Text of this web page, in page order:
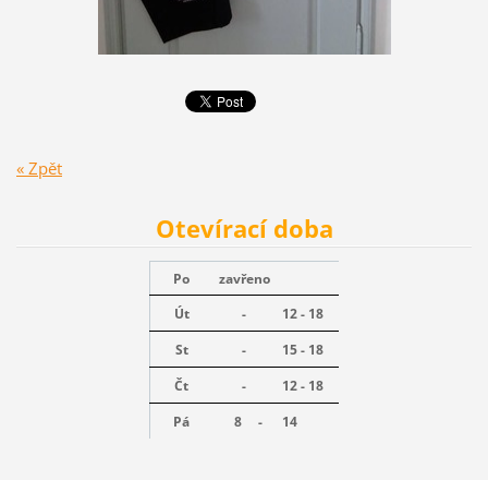
« Zpět
Otevírací doba
Po
zavřeno
Út
-
12 - 18
St
-
15 - 18
Čt
-
12 - 18
Pá
8 - 14